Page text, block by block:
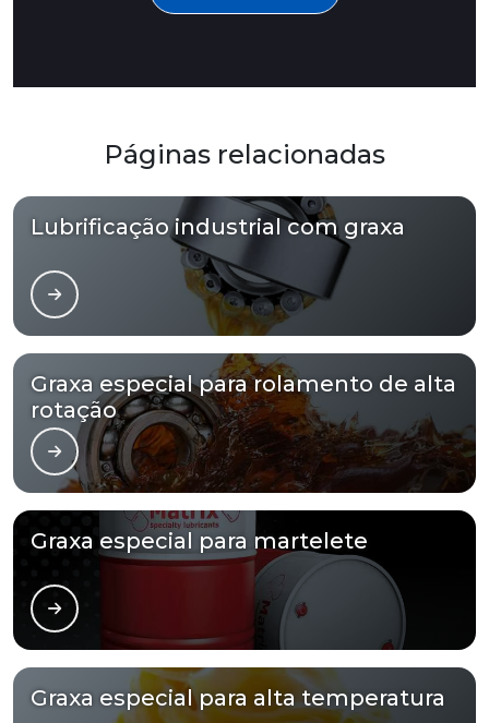
Páginas relacionadas
Lubrificação industrial com graxa
Graxa especial para rolamento de alta
rotação
Graxa especial para martelete
Graxa especial para alta temperatura